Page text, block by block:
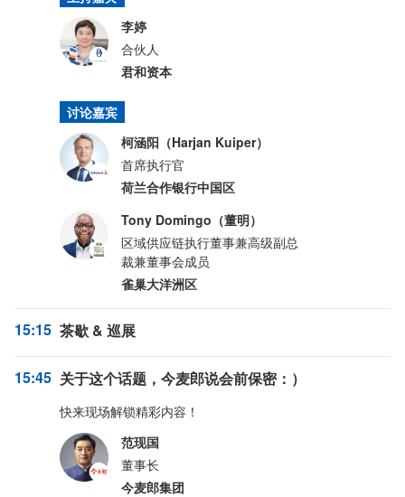
李婷
合伙人
君和资本
讨论嘉宾
柯涵阳（Harjan Kuiper）
首席执行官
荷兰合作银行中国区
Tony Domingo（董明）
区域供应链执行董事兼高级副总
裁兼董事会成员
雀巢大洋洲区
15:15 茶歇 & 巡展
15:45 关于这个话题，今麦郎说会前保密：）
快来现场解锁精彩内容！
范现国
董事长
今麦郎集团